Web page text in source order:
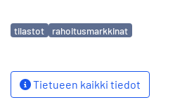
Avainsanat
tilastot rahoitusmarkkinat
Tietueen kaikki tiedot